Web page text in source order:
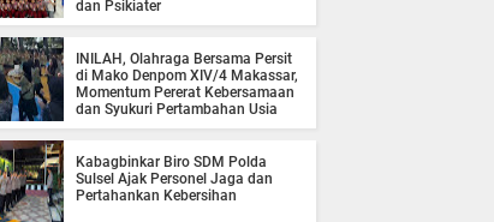
dan Psikiater
INILAH, Olahraga Bersama Persit
di Mako Denpom XIV/4 Makassar,
Momentum Pererat Kebersamaan
dan Syukuri Pertambahan Usia
Kabagbinkar Biro SDM Polda
Sulsel Ajak Personel Jaga dan
Pertahankan Kebersihan